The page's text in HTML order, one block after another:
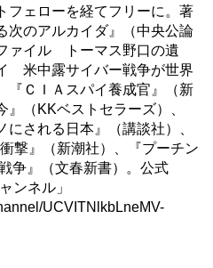
フェローを経てフリーに。著
のアルカイダ』（中央公論
ァイル トーマス野口の遺
米中露サイバー戦争が世界
『ＣＩＡスパイ養成官』（新
（KKベストセラーズ）、
にされる日本』（講談社）、
撃』（新潮社）、『プーチン
争』（文春新書）。公式
ンネル」
UCVITNlkbLneMV-